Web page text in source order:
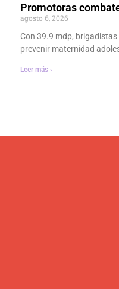
Promotoras
agosto 6, 2026
Con 39.9 mdp,
prevenir maternidad
Leer más ›